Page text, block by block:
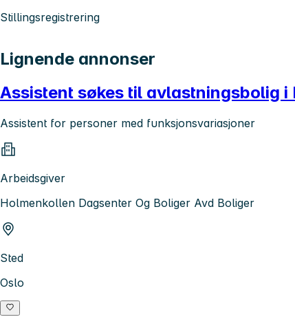
Stillingsregistrering
Lignende annonser
Assistent søkes til avlastningsbolig i
Assistent for personer med funksjonsvariasjoner
Arbeidsgiver
Holmenkollen Dagsenter Og Boliger Avd Boliger
Sted
Oslo